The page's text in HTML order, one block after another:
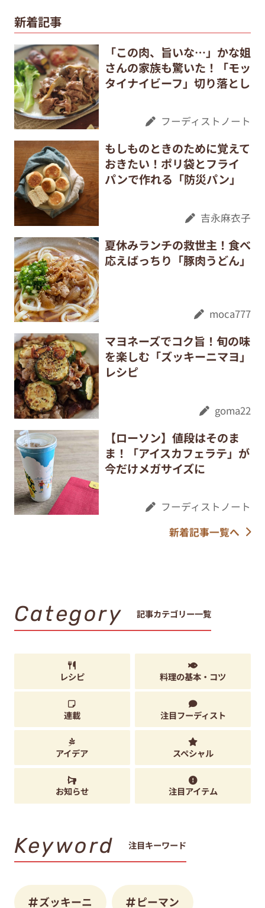
新着記事
「この肉、旨いな…」かな姐
さんの家族も驚いた！「モッ
タイナイビーフ」切り落とし
フーディストノート
もしものときのために覚えて
おきたい！ポリ袋とフライ
パンで作れる「防災パン」
吉永麻衣子
夏休みランチの救世主！食べ
応えばっちり「豚肉うどん」
moca777
マヨネーズでコク旨！旬の味
を楽しむ「ズッキーニマヨ」
レシピ
goma22
【ローソン】値段はそのま
ま！「アイスカフェラテ」が
今だけメガサイズに
フーディストノート
新着記事一覧へ
Category 記事カテゴリー一覧
レシピ 料理の基本・コツ
連載 注目フーディスト
アイデア スペシャル
お知らせ 注目アイテム
Keyword 注目キーワード
ズッキーニ ピーマン